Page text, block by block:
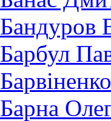
Бандуров
Барбул
Барна